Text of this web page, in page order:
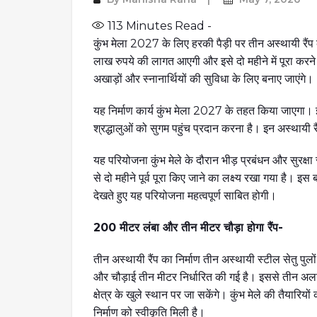
113 Minutes Read -
कुंभ मेला 2027 के लिए हरकी पैड़ी पर तीन अस्थायी रैंप
लाख रुपये की लागत आएगी और इसे दो महीने में पूरा
अखाड़ों और स्नानार्थियों की सुविधा के लिए बनाए जाएंगे।
यह निर्माण कार्य कुंभ मेला 2027 के तहत किया
श्रद्धालुओं को सुगम पहुंच प्रदान करना है। इन अस्थायी
यह परियोजना कुंभ मेले के दौरान भीड़ प्रबंधन और
से दो महीने पूर्व पूरा किए जाने का लक्ष्य रखा गया है।
देखते हुए यह परियोजना महत्वपूर्ण साबित होगी।
200 मीटर लंबा और तीन मीटर चौड़ा होगा रैंप-
तीन अस्थायी रैंप का निर्माण तीन अस्थायी स्टील सेतु
और चौड़ाई तीन मीटर निर्धारित की गई है। इससे
क्षेत्र के खुले स्थान पर जा सकेंगे। कुंभ मेले की तैयारियों
निर्माण को स्वीकृति मिली है।